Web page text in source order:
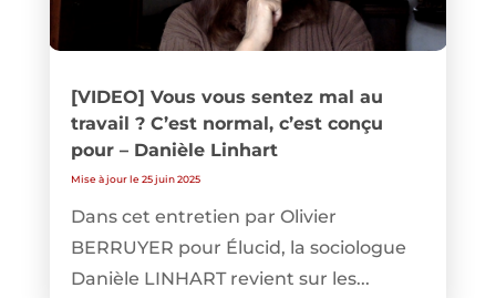
[VIDEO] Vous vous sentez mal au
travail ? C’est normal, c’est conçu
pour – Danièle Linhart
Mise à jour le 25 juin 2025
Dans cet entretien par Olivier
BERRUYER pour Élucid, la sociologue
Danièle LINHART revient sur les...